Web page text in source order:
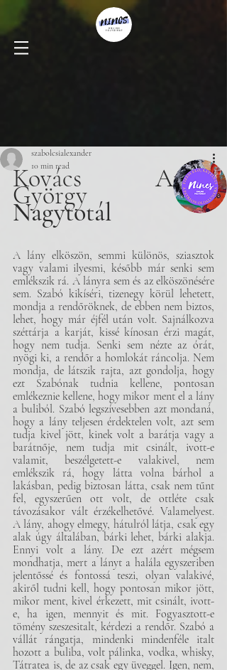
szabolcsialexander
10 min read
Kovács Attila
György
Nagytotál
A lány elköszön, semmi különös, sziasztok
vagy valami ilyesmi, később már senki sem
emlékszik rá. A lányra sem és az elköszönésére
sem. Szabó kikíséri, tizenegy körül lehetett,
mondja a rendőröknek, de ebben nem biztos,
lehet, hogy már éjfél után volt. Sajnálkozva
széttárja a karját, kissé kínosan érzi magát,
hogy nem tudja. Senki sem nézte az órát,
nyögi ki, a rendőr a homlokát ráncolja. Nem
mondja, de látszik rajta, azt gondolja, hogy
ezt Szabónak tudnia kellene, pontosan
emlékeznie kellene, hogy mikor ment el a lány
a buliból. Szabó legszívesebben azt mondaná,
hogy a lány teljesen érdektelen volt, azt sem
tudja kivel jött, kinek volt a barátja vagy a
barátnője, nem tudja mit csinált, ivott-e
valamit, beszélgetett-e valakivel, nem
emlékszik rá, hogy látta volna bárhol a
lakásban, pedig biztosan látta, csak nem tűnt
fel, egyszerűen ott volt, de ottléte csak
távozásakor vált érzékelhetővé. Valamelyest.
A lány, ahogy elmegy, hátulról látja, csak egy
alak úgy általában, bárki lehet, bárki alakja.
Ennyi volt a lány. De ezt azért mégsem
mondhatja, mert a lányt a halála egyszeriben
jelentőssé és fontossá teszi, olyan valakivé,
akiről tudni kell, hogy pontosan mikor jött,
mikor ment, kivel érkezett, mit csinált, ivott-
e, ha igen, mennyit és mit. Fogyasztott-e
tömény szeszesitalt, kérdezi a rendőr. Szabó a
vállát rángatja, mindenki mindenféle italt
hozott a buliba, volt pálinka, vodka, whisky,
Tátratea is, de az csak egy üveggel. Igen, nem,